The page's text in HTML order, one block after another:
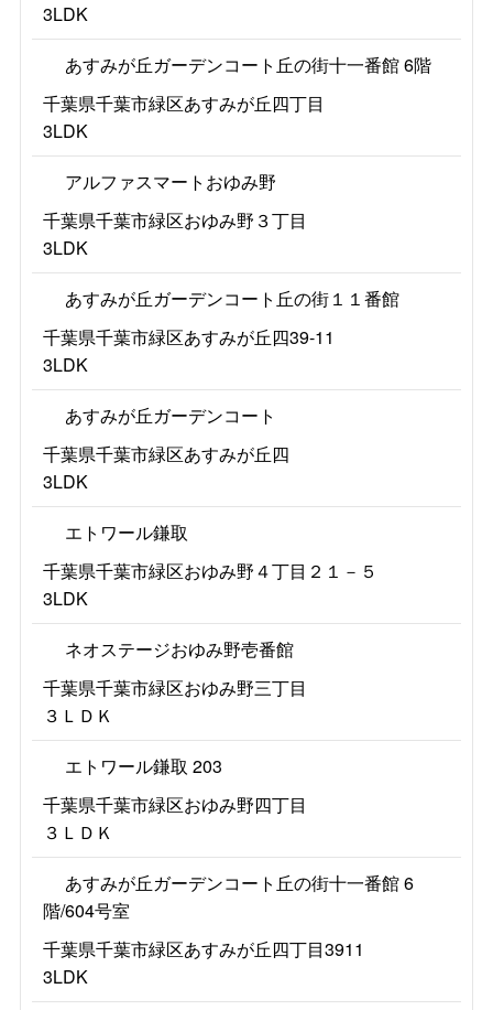
3LDK
あすみが丘ガーデンコート丘の街十一番館 6階
千葉県千葉市緑区あすみが丘四丁目
3LDK
アルファスマートおゆみ野
千葉県千葉市緑区おゆみ野３丁目
3LDK
あすみが丘ガーデンコート丘の街１１番館
千葉県千葉市緑区あすみが丘四39-11
3LDK
あすみが丘ガーデンコート
千葉県千葉市緑区あすみが丘四
3LDK
エトワール鎌取
千葉県千葉市緑区おゆみ野４丁目２１－５
3LDK
ネオステージおゆみ野壱番館
千葉県千葉市緑区おゆみ野三丁目
３ＬＤＫ
エトワール鎌取 203
千葉県千葉市緑区おゆみ野四丁目
３ＬＤＫ
あすみが丘ガーデンコート丘の街十一番館 6
階/604号室
千葉県千葉市緑区あすみが丘四丁目3911
3LDK